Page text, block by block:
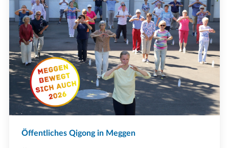
Öffentliches Qigong in Meggen